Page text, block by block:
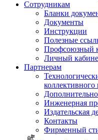
Сотрудникам
Бланки
Документы
Инструкции
Полезные
Профсоюзный
Личный
Партнерам
коллективного
Инженерная
Издательская
Контакты
Фирменный